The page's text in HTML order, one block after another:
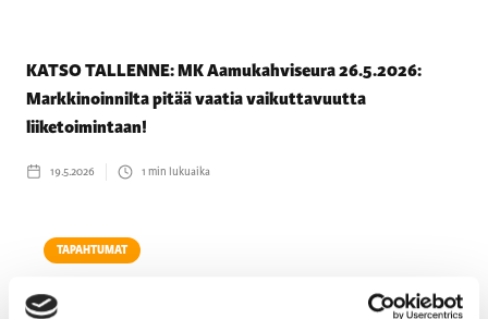
KATSO TALLENNE: MK Aamukahviseura 26.5.2026:
Markkinoinnilta pitää vaatia vaikuttavuutta
liiketoimintaan!
19.5.2026 1 min lukuaika
TAPAHTUMAT